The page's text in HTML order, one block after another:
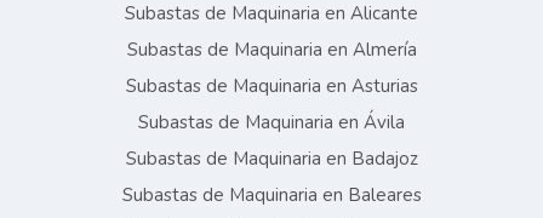
Subastas de Maquinaria en Alicante
Subastas de Maquinaria en Almería
Subastas de Maquinaria en Asturias
Subastas de Maquinaria en Ávila
Subastas de Maquinaria en Badajoz
Subastas de Maquinaria en Baleares